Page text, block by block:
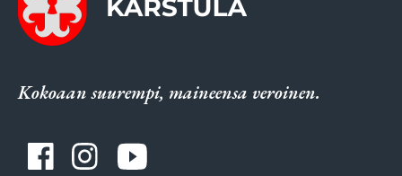
Kokoaan suurempi, maineensa veroinen.